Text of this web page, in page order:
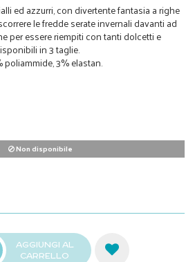
ed azzurri, con divertente fantasia a righe
le fredde serate invernali davanti ad
per essere riempiti con tanti dolcetti e
in 3 taglie.
3% elastan.
Non disponibile
AGGIUNGI AL
CARRELLO